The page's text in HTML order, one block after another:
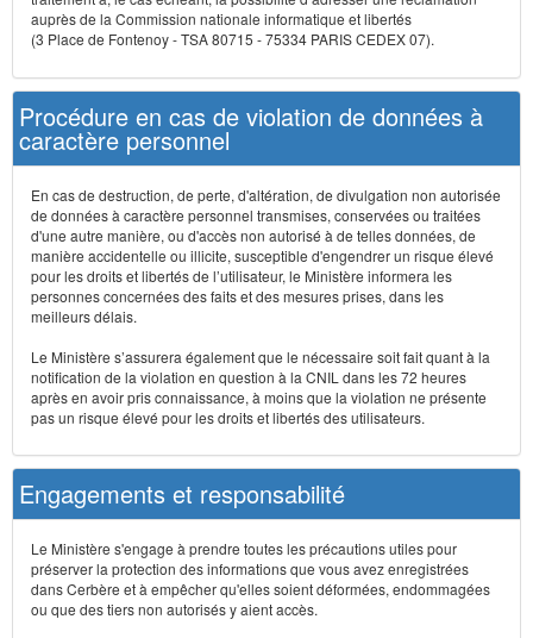
auprès de la Commission nationale informatique et libertés
(3 Place de Fontenoy - TSA 80715 - 75334 PARIS CEDEX 07).
Procédure en cas de violation de données à
caractère personnel
En cas de destruction, de perte, d'altération, de divulgation non autorisée
de données à caractère personnel transmises, conservées ou traitées
d'une autre manière, ou d'accès non autorisé à de telles données, de
manière accidentelle ou illicite, susceptible d'engendrer un risque élevé
pour les droits et libertés de l’utilisateur, le Ministère informera les
personnes concernées des faits et des mesures prises, dans les
meilleurs délais.
Le Ministère s’assurera également que le nécessaire soit fait quant à la
notification de la violation en question à la CNIL dans les 72 heures
après en avoir pris connaissance, à moins que la violation ne présente
pas un risque élevé pour les droits et libertés des utilisateurs.
Engagements et responsabilité
Le Ministère s'engage à prendre toutes les précautions utiles pour
préserver la protection des informations que vous avez enregistrées
dans Cerbère et à empêcher qu'elles soient déformées, endommagées
ou que des tiers non autorisés y aient accès.